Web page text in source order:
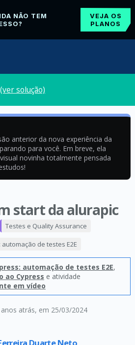
NÃO TEM
VEJA OS
PLANOS
(ver solução)
anterior da nova experiência da
para você. Em breve, ela
novinha totalmente pensada
start da alurapic
atrás, em 25/03/2024
Testes e Quality Assurance
automação de testes E2E
automação de testes E2E,
ao Cypress e atividade
em vídeo